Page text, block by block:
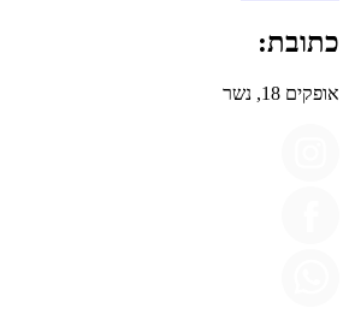
כתובת:
אופקים 18, נשר